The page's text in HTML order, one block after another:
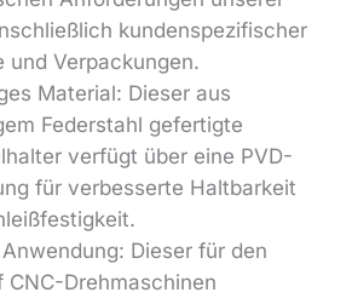
kundenspezifischer
und Verpackungen.
Material: Dieser aus
Federstahl gefertigte
verfügt über eine PVD-
für verbesserte Haltbarkeit
Dieser für den
CNC-Drehmaschinen